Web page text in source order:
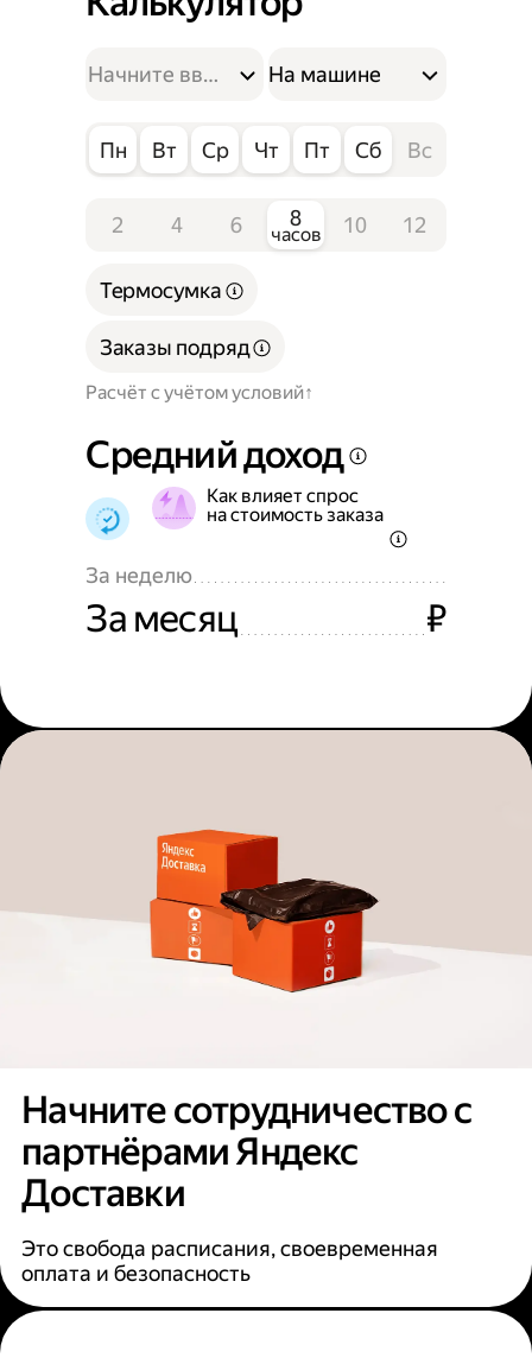
На машине
Пн Вт Ср Чт Пт Сб Вс
2 4 6 8
часов 10 12
Расчёт с учётом условий
Термосумка
Заказы подряд
Средний доход
Как влияет спрос
на стоимость заказа
За неделю
За месяц ₽
Начните сотрудничество с
партнёрами Яндекс
Доставки
Это свобода расписания, своевременная
оплата и безопасность